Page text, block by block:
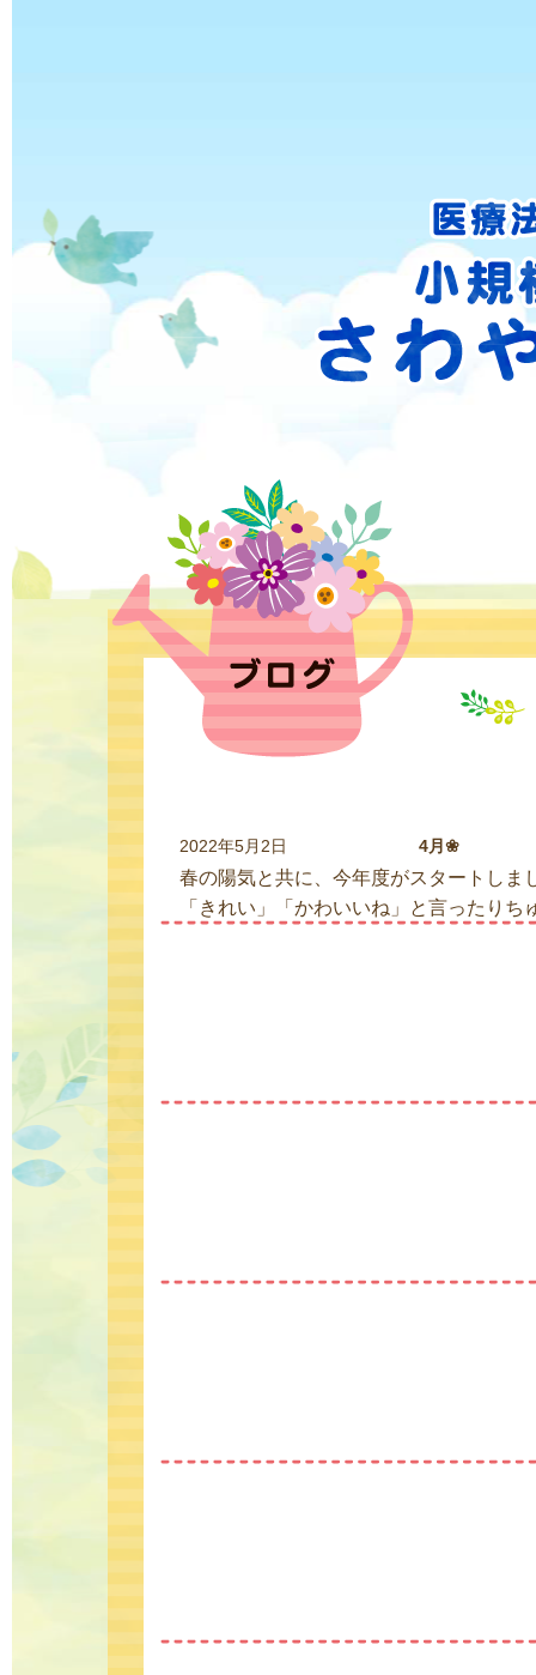
2022年5月2日 4月❀
春の陽気と共に、今年度がスタートしま
「きれい」「かわいいね」と言ったり